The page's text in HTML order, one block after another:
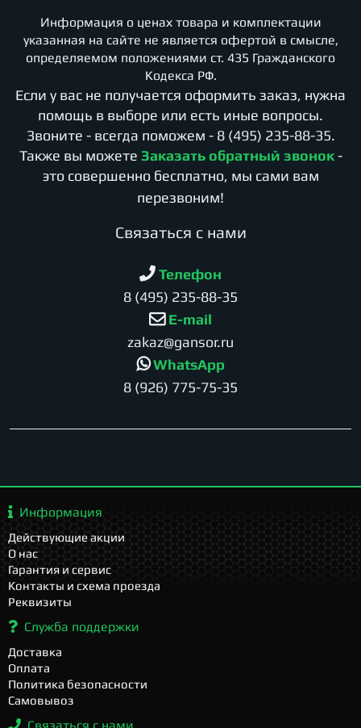
Информация о ценах товара и комплектации
указанная на сайте не является офертой в смысле,
определяемом положениями ст. 435 Гражданского
Кодекса РФ.
Если у вас не получается оформить заказ, нужна
помощь в выборе или есть иные вопросы.
Звоните - всегда поможем - 8 (495) 235-88-35.
Также вы можете Заказать обратный звонок -
это совершенно бесплатно, мы сами вам
перезвоним!
Cвязаться с нами
Телефон
8 (495) 235-88-35
E-mail
zakaz@gansor.ru
WhatsApp
8 (926) 775-75-35
Информация
Действующие акции
О нас
Гарантия и сервис
Контакты и схема проезда
Реквизиты
Служба поддержки
Доставка
Оплата
Политика безопасности
Самовывоз